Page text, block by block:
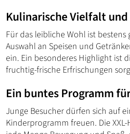
Kulinarische Vielfalt
Für das leibliche Wohl ist bestens
Auswahl an Speisen und
ein. Ein besonderes Highlight ist
fruchtig-frische Erfrischungen
Ein buntes Programm
Junge Besucher dürfen sich auf
Kinderprogramm freuen. Die